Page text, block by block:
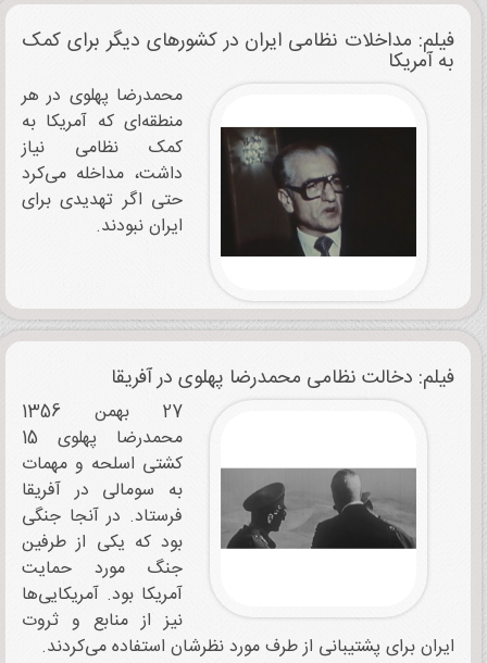
فیلم: مداخلات نظامی ایران در کشورهای دیگر برای کمک
به آمریکا
محمدرضا پهلوی در هر
منطقه‌ای که آمریکا به
کمک نظامی نیاز
داشت، مداخله می‌کرد
حتی اگر تهدیدی برای
ایران نبودند.
فیلم: دخالت نظامی محمدرضا پهلوی در آفریقا
27 بهمن 1356
محمدرضا پهلوی 15
کشتی اسلحه و مهمات
به سومالی در آفریقا
فرستاد. در آنجا جنگی
بود که یکی از طرفین
جنگ مورد حمایت
آمریکا بود. آمریکایی‌ها
نیز از منابع و ثروت
ایران برای پشتیبانی از طرف مورد نظرشان استفاده می‌کردند.